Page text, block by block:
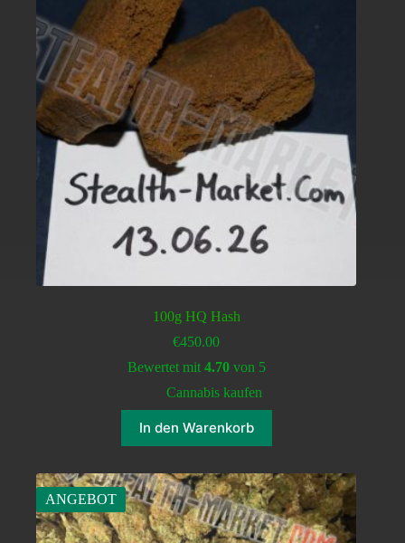
100g HQ Hash
€450.00
Bewertet mit 4.70von 5
Cannabis kaufen
In den Warenkorb
ANGEBOT